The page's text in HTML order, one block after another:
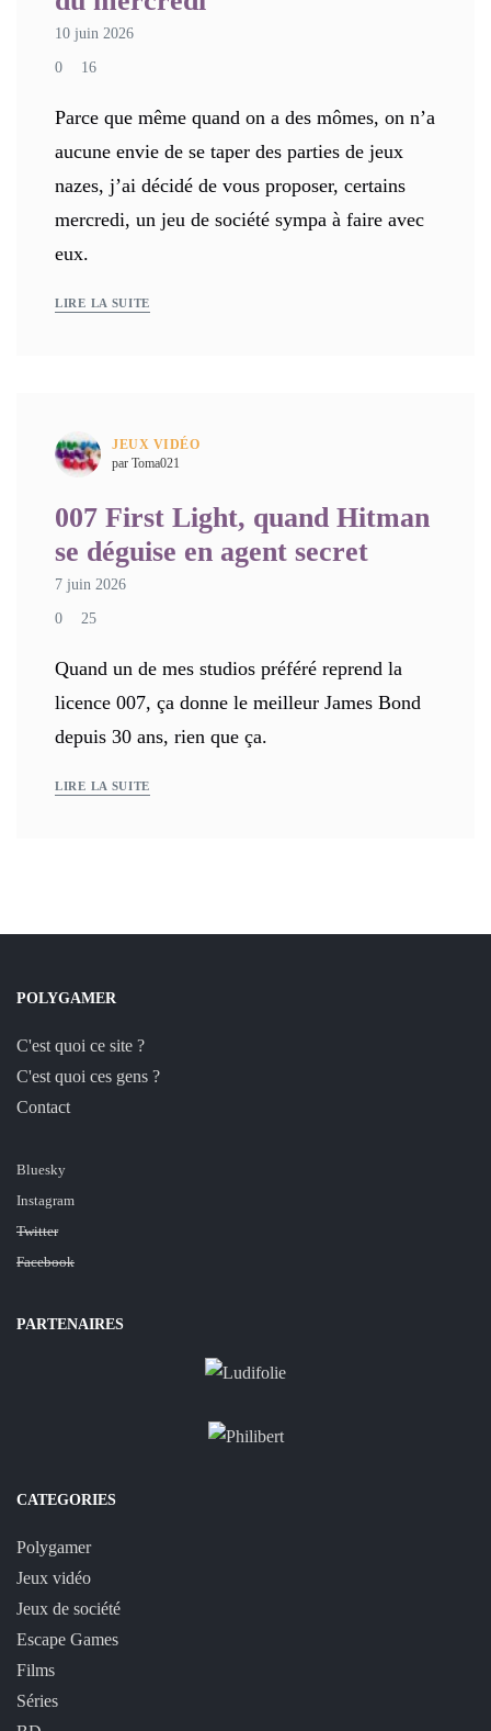
10 juin 2026
0 16
Parce que même quand on a des mômes, on n’a
aucune envie de se taper des parties de jeux
nazes, j’ai décidé de vous proposer, certains
mercredi, un jeu de société sympa à faire avec
eux.
LIRE LA SUITE
JEUX VIDÉO
par Toma021
007 First Light, quand Hitman
se déguise en agent secret
7 juin 2026
0 25
Quand un de mes studios préféré reprend la
licence 007, ça donne le meilleur James Bond
depuis 30 ans, rien que ça.
LIRE LA SUITE
POLYGAMER
C'est quoi ce site ?
C'est quoi ces gens ?
Contact
Bluesky
Instagram
Twitter
Facebook
PARTENAIRES
CATEGORIES
Polygamer
Jeux vidéo
Jeux de société
Escape Games
Films
Séries